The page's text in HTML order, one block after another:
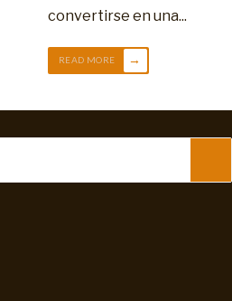
convertirse en una...
READ MORE →